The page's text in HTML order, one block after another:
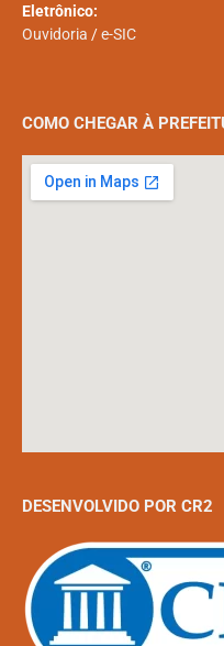
Eletrônico:
Ouvidoria /e-SIC
COMO CHEGAR À
DESENVOLVIDO POR CR2